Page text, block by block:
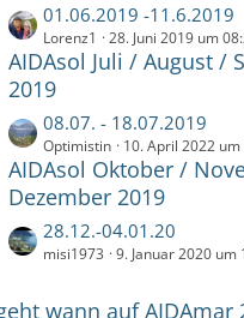
r
ä
g
e
t
e
B
e
i
t
r
ä
e
L
e
t
z
e
B
e
i
t
r
01.06.2019 -11.6.2019
Lorenz1 28. Juni 2019 um
AIDAsol Juli / August /
2019
L
e
t
z
e
i
08.07. - 18.07.2019
Optimistin 10. April 2022 um
AIDAsol Oktober /
Dezember 2019
L
e
28.12.-04.01.20
misi1973 9. Januar 2020 um
wann auf AIDAmar